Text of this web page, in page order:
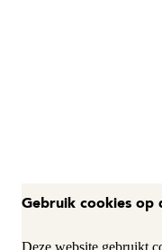
Gebruik cookies op
Deze website gebruikt